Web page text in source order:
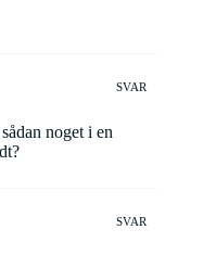
SVAR
noget i en
SVAR